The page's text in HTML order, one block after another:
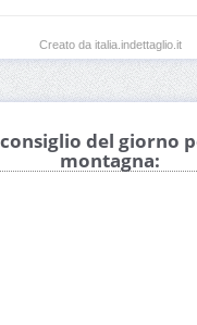
Creato da italia.indettaglio.it
del giorno
montagna: